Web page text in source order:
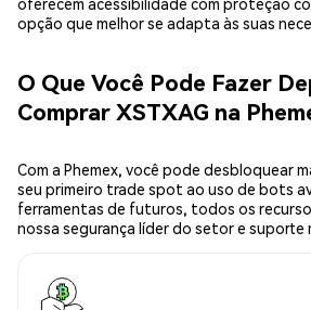
opção que melhor se adapta às suas
O Que Você Pode Fazer
Comprar XSTXAG na
Com a Phemex, você pode desbloquear
seu primeiro trade spot ao uso de bots
ferramentas de futuros, todos os
nossa segurança líder do setor e suporte